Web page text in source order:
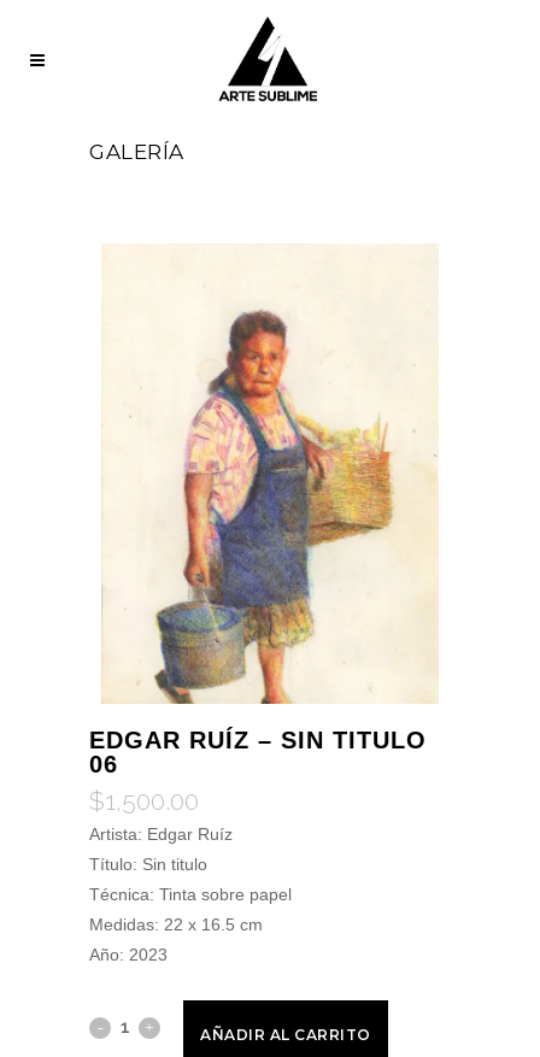
GALERÍA
EDGAR RUÍZ – SIN TITULO
06
$1,500.00
Artista: Edgar Ruíz
Título: Sin titulo
Técnica: Tinta sobre papel
Medidas: 22 x 16.5 cm
Año: 2023
AÑADIR AL CARRITO